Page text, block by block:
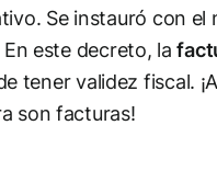
Se instauró con el
este decreto, la
tener validez fiscal.
son facturas!